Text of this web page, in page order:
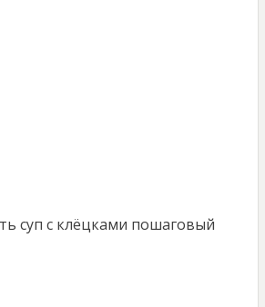
суп с клёцками пошаговый